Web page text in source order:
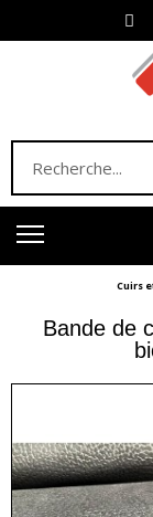
Cuirs
Bande de